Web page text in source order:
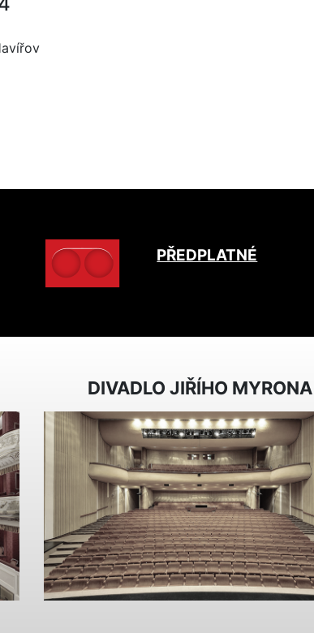
PŘEDPLATNÉ
DIVADLO JIŘÍHO MYRONA